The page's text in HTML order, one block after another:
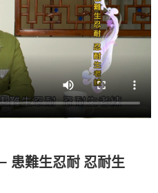
患難生忍耐 忍耐生